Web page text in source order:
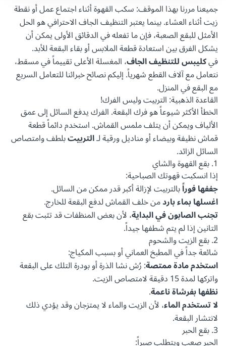
جميعنا مررنا بهذا الموقف: سكب القهوة أثناء اجتماع عمل أو نقطة
زيت أثناء العشاء. بينما يعتبر التنظيف الجاف الاحترافي هو الحل
الأمثل للبقع الصعبة، فإن ما تفعله في الدقائق الأولى يمكن أن
يشكل الفرق بين استعادة قطعة الملابس أو بقاء البقعة للأبد.
فيكليبس للتنظيف الجاف، المغسلة الأعلى تقييماً في مسقط،
نتعامل مع آلاف القطع شهرياً. إليكم نصائح خبرائنا للتعامل السريع
مع البقع في المنزل.
القاعدة الذهبية: التربيت وليس الفرك!
الخطأ الأكثر شيوعاً هو فرك البقعة. الفرك يدفع السائل إلى عمق
الألياف ويمكن أن يتلف ملمس القماش. استخدم دائماً قطعة
قماش نظيفة وبيضاء أو مناديل ورقية لـالتربيتبلطف وامتصاص
السائل الزائد.
1. بقع القهوة والشاي
إذا انسكبت قهوتك الصباحية:
جففها فوراًبالتربيت لإزالة أكبر قدر ممكن من السائل.
اغسلها بماء باردمن خلف القماش لدفع البقعة للخارج.
تجنب الصابون في البداية، لأن بعض المنظفات قد تثبت بقع
التانين إذا لم يتم شطفها جيداً.
2. بقع الزيت والشحوم
شائعة جداً في المطبخ العماني أو بسبب المكياج:
استخدم مادة ممتصة: رُش نشا الذرة أو بودرة التلك على البقعة
واتركها لمدة 15 دقيقة لامتصاص الزيت.
نظفها بفرشاة ناعمة.
لا تستخدم الماء، لأن الزيت والماء لا يمتزجان وقد يؤدي ذلك
لانتشار البقعة.
3. بقع الحبر
الحبر صعب ويتطلب صبراً: